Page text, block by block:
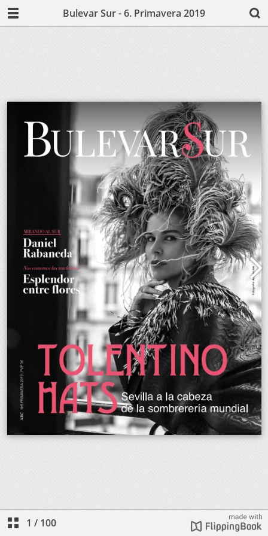
Bulevar Sur - 6. Primavera 2019
1 / 100